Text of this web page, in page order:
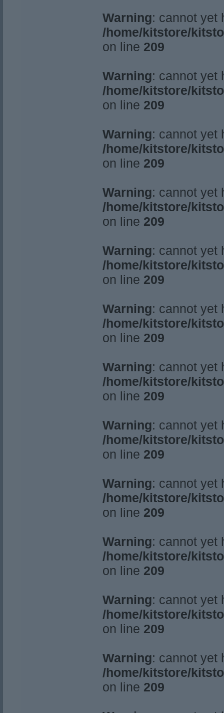
Warning: cannot yet
/home/kitstore/
on line 209
Warning: cannot yet
/home/kitstore/
on line 209
Warning: cannot yet
/home/kitstore/
on line 209
Warning: cannot yet
/home/kitstore/
on line 209
Warning: cannot yet
/home/kitstore/
on line 209
Warning: cannot yet
/home/kitstore/
on line 209
Warning: cannot yet
/home/kitstore/
on line 209
Warning: cannot yet
/home/kitstore/
on line 209
Warning: cannot yet
/home/kitstore/
on line 209
Warning: cannot yet
/home/kitstore/
on line 209
Warning: cannot yet
/home/kitstore/
on line 209
Warning: cannot yet
/home/kitstore/
on line 209